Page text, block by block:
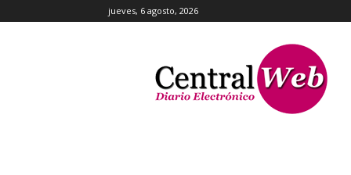
jueves, 6 agosto, 2026
Central
Web